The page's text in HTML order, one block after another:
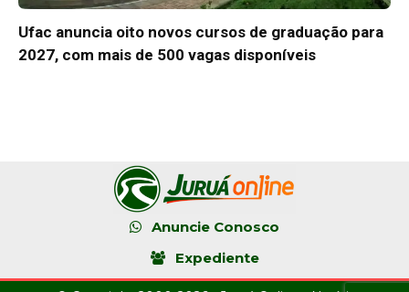
Ufac anuncia oito novos cursos de graduação para
2027, com mais de 500 vagas disponíveis
Anuncie Conosco
Expediente